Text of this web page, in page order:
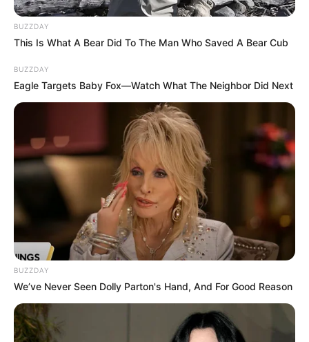
BUZZDAY
This Is What A Bear Did To The Man Who Saved A Bear Cub
BUZZDAY
Eagle Targets Baby Fox—Watch What The Neighbor Did Next
BUZZDAY
We’ve Never Seen Dolly Parton's Hand, And For Good Reason